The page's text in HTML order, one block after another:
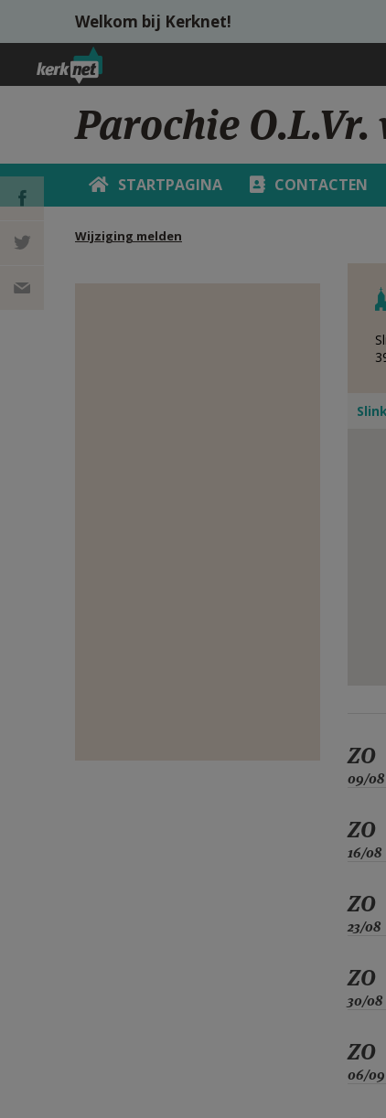
Overslaan en naar de inhoud gaan
Welkom bij Kerknet!
Parochie
STARTPAGINA CONTACTEN
Wijziging melden
DEEL OP
FACEBOOK
DEEL OP
ZO
09/08
ZO
16/08
ZO
23/08
ZO
30/08
ZO
06/09